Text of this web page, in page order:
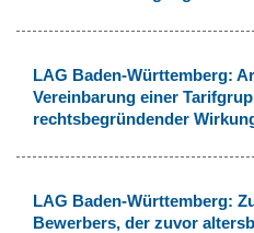
LAG Baden-Württemberg:
Vereinbarung einer
rechtsbegründender
LAG Baden-Württemberg:
Bewerbers, der zuvor